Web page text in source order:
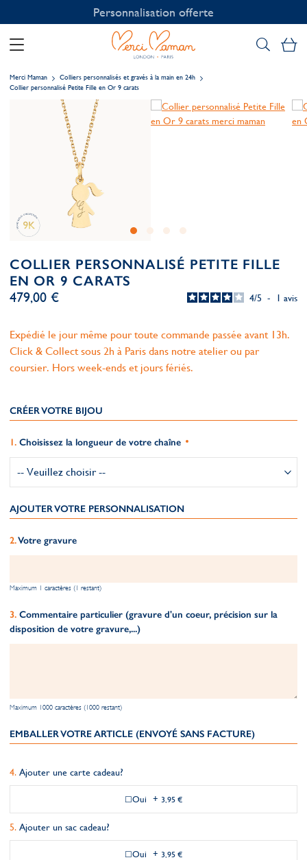
Personnalisation offerte
Merci Maman
Colliers personnalisés et gravés à la main en 24h
Collier personnalisé Petite Fille en Or 9 carats
COLLIER PERSONNALISÉ PETITE FILLE
EN OR 9 CARATS
4/5 - 1 avis
479,00 €
Expédié le jour même pour toute commande passée avant 13h.
Click & Collect sous 2h à Paris dans notre atelier ou par
coursier. Hors week-ends et jours fériés.
CRÉER VOTRE BIJOU
Choisissez la longueur de votre chaîne
AJOUTER VOTRE PERSONNALISATION
Votre gravure
Maximum 1 caractères (1 restant)
Commentaire particulier (gravure d'un coeur, précision sur la
disposition de votre gravure,...)
Maximum 1000 caractères (1000 restant)
EMBALLER VOTRE ARTICLE (ENVOYÉ SANS FACTURE)
Ajouter une carte cadeau?
Oui + 3,95 €
Ajouter un sac cadeau?
Oui + 3,95 €